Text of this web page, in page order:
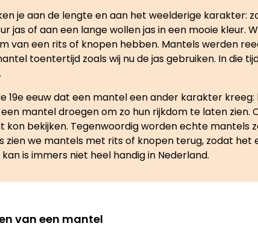
je aan de lengte en aan het weelderige karakter:
jas of aan een lange wollen jas in een mooie kleur.
van een rits of knopen hebben. Mantels werden
toentertijd zoals wij nu de jas gebruiken. In die
19e eeuw dat een mantel een ander karakter
mantel droegen om zo hun rijkdom te laten
kon bekijken. Tegenwoordig worden echte
we mantels met rits of knopen terug, zodat het
is immers niet heel handig in Nederland.
van een mantel